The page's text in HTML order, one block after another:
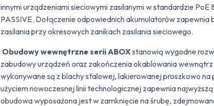
innymi urządzeniami sieciowymi zasilanymi w standardzie
PASSIVE. Dołączenie odpowiednich akumulatorów
zasilania przy okresowych zanikach zasilania sieciowego.
Obudowy wewnętrzne serii ABOXstanowią wygodne
zabudowy urządzeń oraz zakończenia okablowania
wykonywane są z blachy stalowej, lakierowanej proszkowo na
użyciem nowoczesnej linii technologicznej zapewnia
obudowa wyposażona jest w zamknięcie na śrubę,